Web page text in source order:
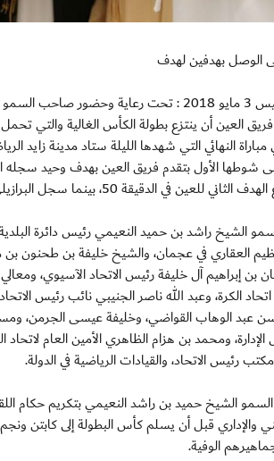
الوصل بهدفين لهدف
أبوظبي الخميس 3 مايو 2018 : تحت رعاية
فريق العين أن ينتزع بطولة الكأس الغالية
النهائي التي شهدها الليلة ستاد مدينة
شوطها الأول بتقدم فريق العين بهدف وحيد سجله
50، بينما سجل البرازيلي كايو مينديز هدف الوصل الوحيد في الدقيقة 91.
الشيخ راشد بن حميد النعيمي رئيس دائرة
العقاري في عجمان، والشيخ خليفة بن طحنون
بن إبراهيم آل خليفة رئيس الاتحاد الآسيوي،
الكرة، وعبد الله ناصر الجنيبي نائب رئيس
عبد الوهاب القواضي، وخليفة عيسى الجرمن،
ومحمد بن هزام الظاهري الأمين العام
رئيس الاتحاد، والقيادات الرياضية في الدولة.
الشيخ حميد بن راشد النعيمي بتكريم حكام
والإداري قبل أن يسلم كأس البطولة إلى كابتن
الوفية.